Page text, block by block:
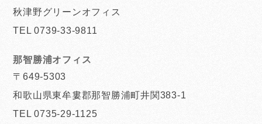
秋津野グリーンオフィス
TEL 0739-33-9811
那智勝浦オフィス
〒649-5303
和歌山県東牟婁郡那智勝浦町井関383-1
TEL 0735-29-1125